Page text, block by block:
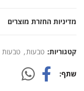
מדיניות החזרת מוצרים
קטגוריות: טבעות, טבעות
שתף